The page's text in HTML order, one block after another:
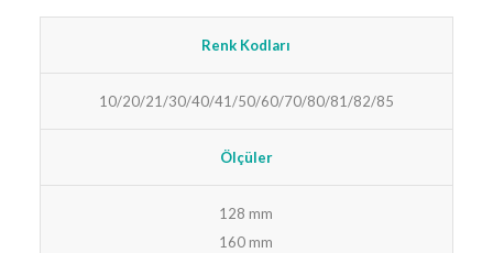
Renk Kodları
10/20/21/30/40/41/50/60/70/80/81/82/85
Ölçüler
128 mm
160 mm